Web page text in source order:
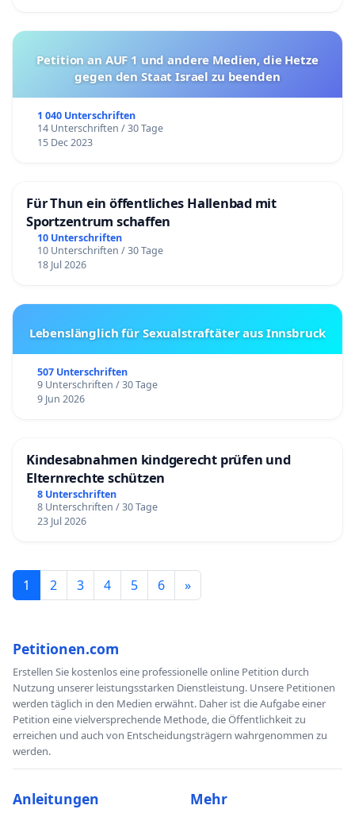
Petition an AUF 1 und andere Medien, die Hetze
gegen den Staat Israel zu beenden
1 040 Unterschriften
14 Unterschriften / 30 Tage
15 Dec 2023
Für Thun ein öffentliches Hallenbad mit
Sportzentrum schaffen
10 Unterschriften
10 Unterschriften / 30 Tage
18 Jul 2026
Lebenslänglich für Sexualstraftäter aus Innsbruck
507 Unterschriften
9 Unterschriften / 30 Tage
9 Jun 2026
Kindesabnahmen kindgerecht prüfen und
Elternrechte schützen
8 Unterschriften
8 Unterschriften / 30 Tage
23 Jul 2026
1 2 3 4 5 6 »
Petitionen.com
Erstellen Sie kostenlos eine professionelle online Petition durch
Nutzung unserer leistungsstarken Dienstleistung. Unsere Petitionen
werden täglich in den Medien erwähnt. Daher ist die Aufgabe einer
Petition eine vielversprechende Methode, die Öffentlichkeit zu
erreichen und auch von Entscheidungsträgern wahrgenommen zu
werden.
Anleitungen Mehr